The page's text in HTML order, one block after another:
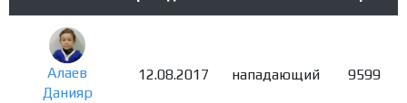
Алаев
Данияр
12.08.2017 нападающий 9599